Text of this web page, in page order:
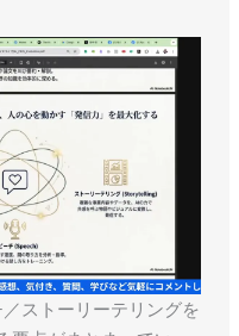
ストーリーテリングを